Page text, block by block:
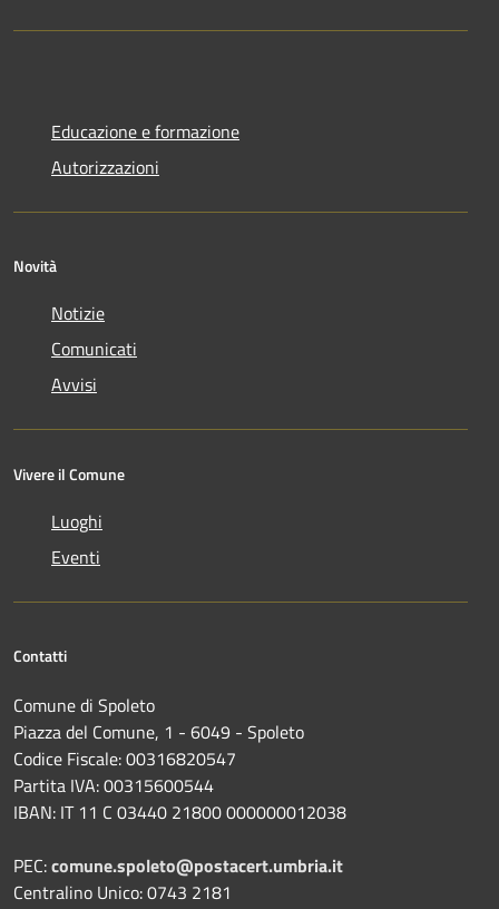
Educazione e formazione
Autorizzazioni
Novità
Notizie
Comunicati
Avvisi
Vivere il Comune
Luoghi
Eventi
Contatti
Comune di Spoleto
Piazza del Comune, 1 - 6049 - Spoleto
Codice Fiscale: 00316820547
Partita IVA: 00315600544
IBAN: IT 11 C 03440 21800 000000012038
PEC:comune.spoleto@postacert.umbria.it
Centralino Unico: 0743 2181